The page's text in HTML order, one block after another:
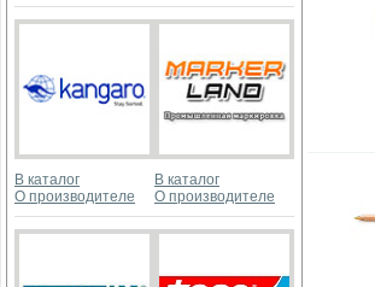
В каталог
О производителе
В каталог
О производителе